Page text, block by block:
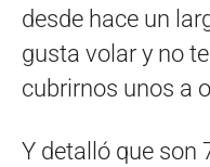
desde hace un
gusta volar y no
cubrirnos unos a
Y detalló que son